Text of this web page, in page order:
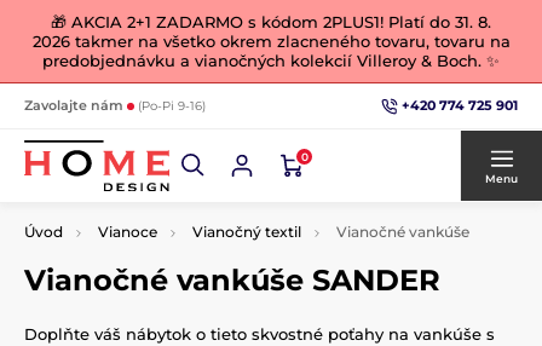
🎁 AKCIA 2+1 ZADARMO s kódom 2PLUS1! Platí do 31. 8.
2026 takmer na všetko okrem zlacneného tovaru, tovaru na
predobjednávku a vianočných kolekcií Villeroy & Boch. ✨
Zavolajte nám (Po-Pi 9-16) +420 774 725 901
0
Menu
Úvod Vianoce Vianočný textil Vianočné vankúše
Vianočné vankúše SANDER
Doplňte váš nábytok o tieto skvostné poťahy na vankúše s